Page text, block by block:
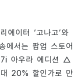
이터 ‘고나고’와
에서는 팝업 스토어
아우라 에디션 △
20% 할인가로 만